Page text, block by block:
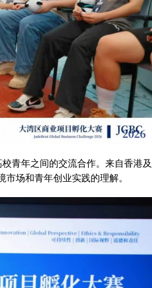
青年之间的交流合作。来自香港及
场和青年创业实践的理解。